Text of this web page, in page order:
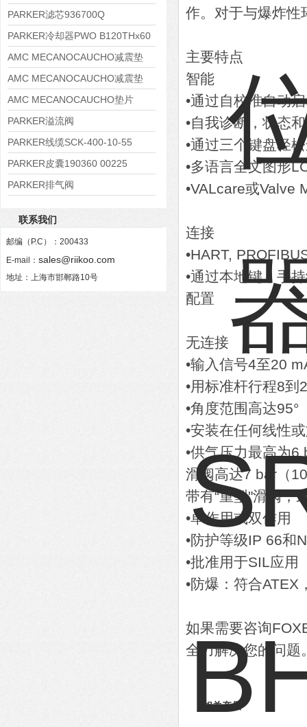
PARKER滤芯936700Q
PARKER冷却器PWO B120THx60
AMC MECANOCAUCHO减震垫
138552
AMC MECANOCAUCHO减震垫
138551
AMC MECANOCAUCHO垫片
608074
PARKER溢流阀
RE06M35W2N1KWXG087
PARKER线缆SCK-400-10-55
PARKER皮囊190360 00225
PARKER排气阀
联系我们
邮编（P.C）：200433
E-mail： sales@riikoo.com
地址：上海市邯郸路10号
作。对于与爆炸性
主要特点
智能
•通过自校准自动
•自我诊断，状态
•通过三个键盘轻
•多语言全文图形
•VALcare或Valve
连接
•HART,
•通过本地键，手
配置
无连接
•输入信号4至20
•用标准杆行程8
•角度范围高达95°
•安装在任何线性
•供气压力最高为
滑阀高达7 bar（
带有“重型"滑阀，
•单作用或双作用
•防护等级IP 66和
•批准用于SIL应用
•防爆：符合
如果需要咨询
全力解决您的问题
相关产品